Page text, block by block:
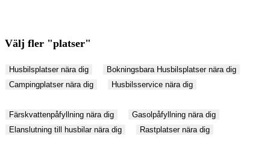
Välj fler "platser"
Husbilsplatser nära dig
Bokningsbara Husbilsplatser nära dig
Campingplatser nära dig
Husbilsservice nära dig
Färskvattenpåfyllning nära dig
Gasolpåfyllning nära dig
Elanslutning till husbilar nära dig
Rastplatser nära dig